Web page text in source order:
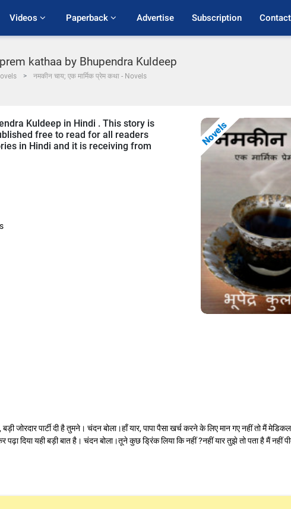
Videos Paperback Advertise Subscription
kathaa by Bhupendra Kuldeep
नमकीन चाय; एक मार्मिक प्रेम कथा - Novels
Kuldeep in Hindi . This story is
free to read for all readers
in Hindi and it is receiving from
Novels
पार्टी दी है तुमने। चंदन बोला।हाँ यार, पापा पैसा खर्च करने के लिए मान गए नहीं तो मैं
दिया यही बड़ी बात है। चंदन बोला।तूने कुछ ड्रिंक लिया कि नहीं ?नहीं यार तुझे तो पता है मैं नहीं